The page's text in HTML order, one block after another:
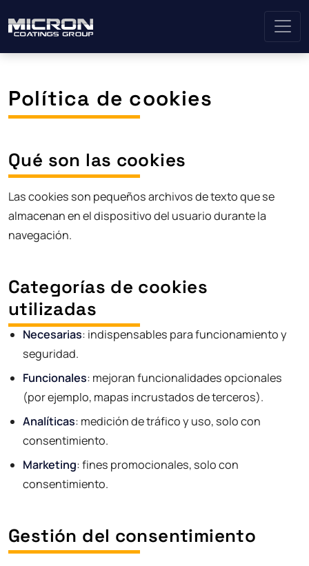
Política de cookies
Qué son las cookies
Las cookies son pequeños archivos de texto que se
almacenan en el dispositivo del usuario durante la
navegación.
Categorías de cookies
utilizadas
Necesarias: indispensables para funcionamiento y
seguridad.
Funcionales: mejoran funcionalidades opcionales
(por ejemplo, mapas incrustados de terceros).
Analíticas: medición de tráfico y uso, solo con
consentimiento.
Marketing: fines promocionales, solo con
consentimiento.
Gestión del consentimiento